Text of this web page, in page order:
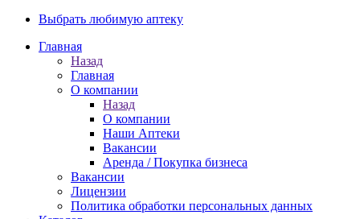
Выбрать любимую аптеку
Главная
Назад
Главная
О компании
Назад
О компании
Наши Аптеки
Вакансии
Аренда / Покупка бизнеса
Вакансии
Лицензии
Политика обработки персональных данных